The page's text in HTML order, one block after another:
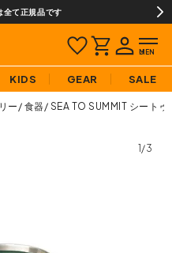
全て正規品です
KIDS GEAR SALE
ー 食器 SEA TO SUMMIT シート
1/3